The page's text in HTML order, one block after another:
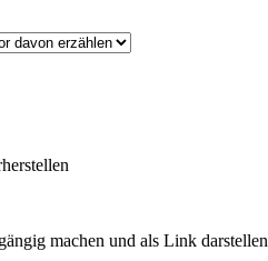
machen und als Link darstellen